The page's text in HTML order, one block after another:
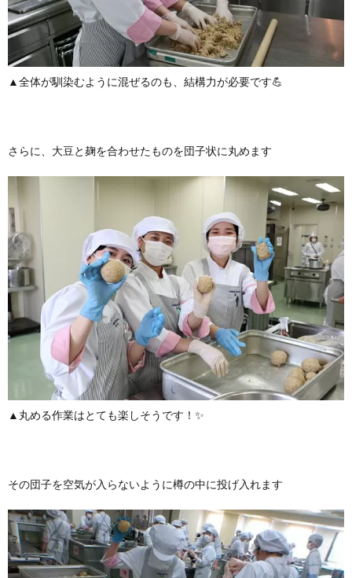
▲全体が馴染むように混ぜるのも、結構力が必要です💪
さらに、大豆と麹を合わせたものを団子状に丸めます
▲丸める作業はとても楽しそうです！✨
その団子を空気が入らないように樽の中に投げ入れます